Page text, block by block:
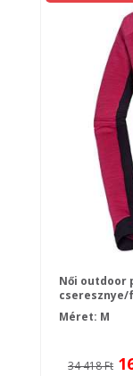
Női outdoor
Méret: M
34 418 Ft